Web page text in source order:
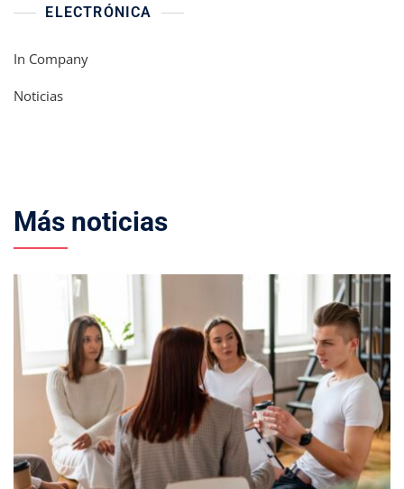
ELECTRÓNICA
In Company
Noticias
Más noticias